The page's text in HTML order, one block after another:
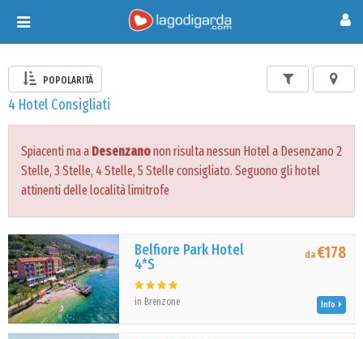
Toggle
navigation
POPOLARITÀ
4 Hotel Consigliati
Spiacenti ma a Desenzanonon risulta nessun Hotel a Desenzano 2
Stelle, 3 Stelle, 4 Stelle, 5 Stelle consigliato. Seguono gli hotel
attinenti delle località limitrofe
Belfiore Park Hotel
4*S
in Brenzone
da€178
Info